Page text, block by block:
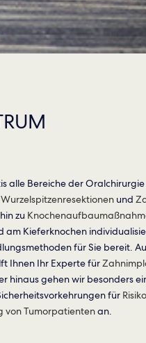
alle Bereiche der
Wurzelspitzenresektionenund
zu
Kieferknochen
für Sie bereit.
Ihnen Ihr Experte für
hinaus gehen wir besonders
für
von Tumorpatientenan.